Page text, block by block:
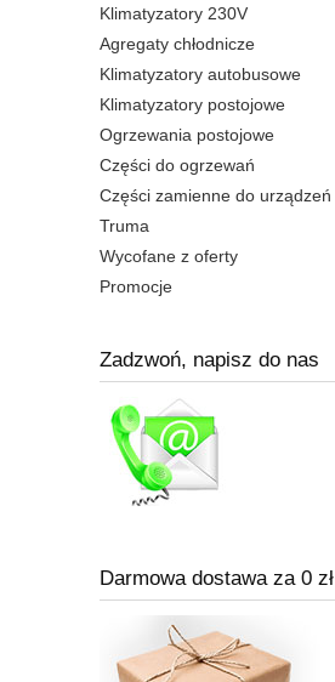
Klimatyzatory 230V
Agregaty chłodnicze
Klimatyzatory autobusowe
Klimatyzatory postojowe
Ogrzewania postojowe
Części do ogrzewań
Części zamienne do urządzeń
Truma
Wycofane z oferty
Promocje
Zadzwoń, napisz do nas
Darmowa dostawa za 0 zł